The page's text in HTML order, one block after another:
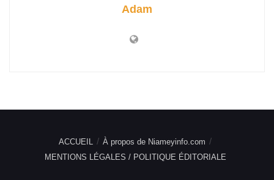
Adam
ACCUEIL
À propos de Niameyinfo.com
MENTIONS LÉGALES / POLITIQUE ÉDITORIALE